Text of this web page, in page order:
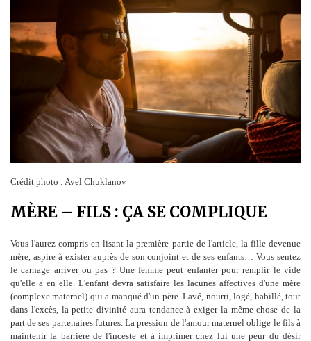
Crédit photo : Avel Chuklanov
MÈRE – FILS : ÇA SE COMPLIQUE
Vous l'aurez compris en lisant la première partie de l'article, la fille devenue
mère, aspire à exister auprès de son conjoint et de ses enfants… Vous sentez
le carnage arriver ou pas ? Une femme peut enfanter pour remplir le vide
qu'elle a en elle. L'enfant devra satisfaire les lacunes affectives d'une mère
(complexe maternel) qui a manqué d'un père. Lavé, nourri, logé, habillé, tout
dans l'excès, la petite divinité aura tendance à exiger la même chose de la
part de ses partenaires futures. La pression de l'amour maternel oblige le fils à
maintenir la barrière de l'inceste et à imprimer chez lui une peur du désir